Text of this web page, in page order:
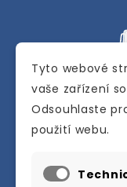
Tyto webové
vaše zařízení
Odsouhlaste
použití webu.